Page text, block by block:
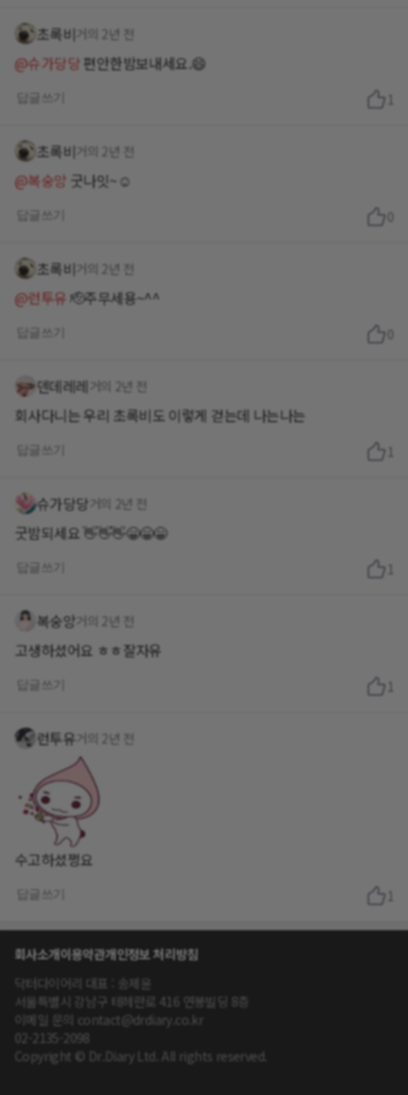
초록비 거의 2년 전
@슈가당당편안한밤보내세요.😄
1
초록비 거의 2년 전
@복숭앙 굿나잇~☺️
초록비 거의 2년 전
@런투유 🫡주무세용~^^
덴데레레 거의 2년 전
회사다니는 우리 초록비도 이렇게 걷는데 나는나는
1
슈가당당 거의 2년 전
굿밤되세요 👋👋👋😁😁😁
1
복숭앙 거의 2년 전
고생하셨어요 ㅎㅎ잘자유
1
런투유 거의 2년 전
수고하셨쩡요
1
회사소개이용약관개인정보 처리방침
닥터다이어리 대표 : 송제윤
서울특별시 강남구 테헤란로 416 연봉빌딩 8층
이메일 문의 contact@drdiary.co.kr
02-2135-2098
Copyright © Dr.Diary Ltd. All rights reserved.